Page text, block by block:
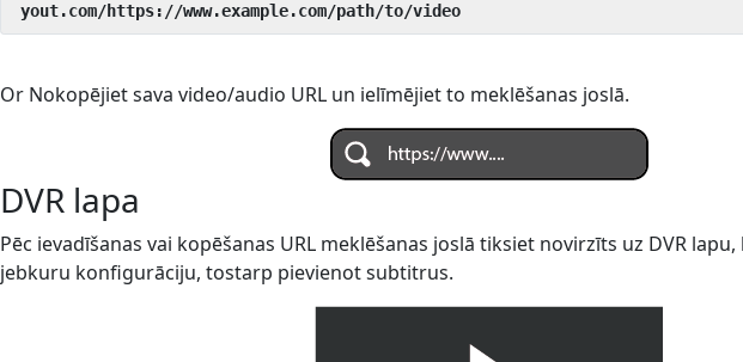
yout.com/https://www.example.com/path/to/video
Or Nokopējiet sava video/audio URL un ielīmējiet to meklēšanas joslā.
DVR lapa
Pēc ievadīšanas vai kopēšanas URL meklēšanas joslā tiksiet novirzīts uz DVR
jebkuru konfigurāciju, tostarp pievienot subtitrus.